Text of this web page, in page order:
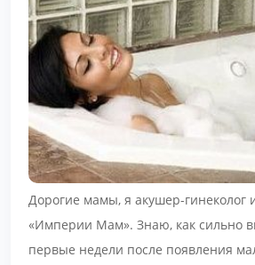
Дорогие мамы, я акушер-гинеколог
«Империи Мам». Знаю, как сильно
первые недели после появления